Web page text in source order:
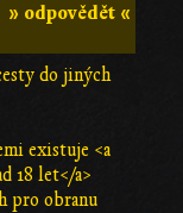
» odpovědět «
do jiných
existuje <a
18 let</a>
pro obranu